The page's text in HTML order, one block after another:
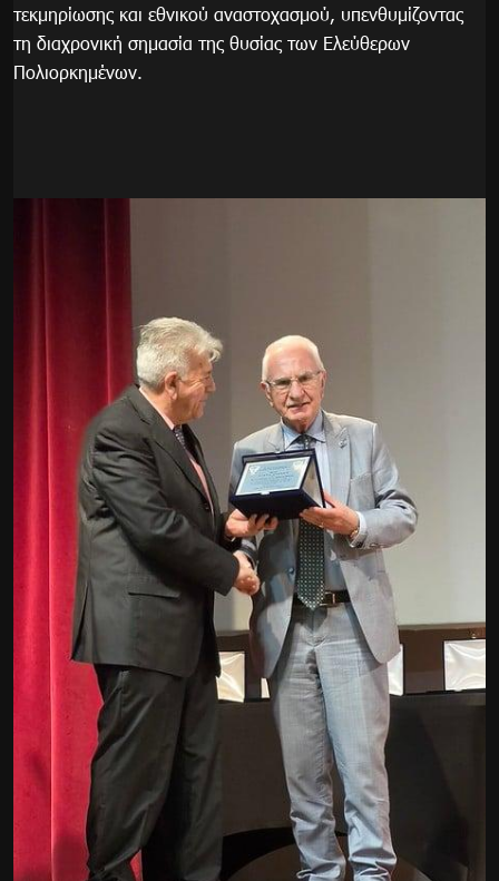
τεκμηρίωσης και εθνικού αναστοχασμού, υπενθυμίζοντας
τη διαχρονική σημασία της θυσίας των Ελεύθερων
Πολιορκημένων.